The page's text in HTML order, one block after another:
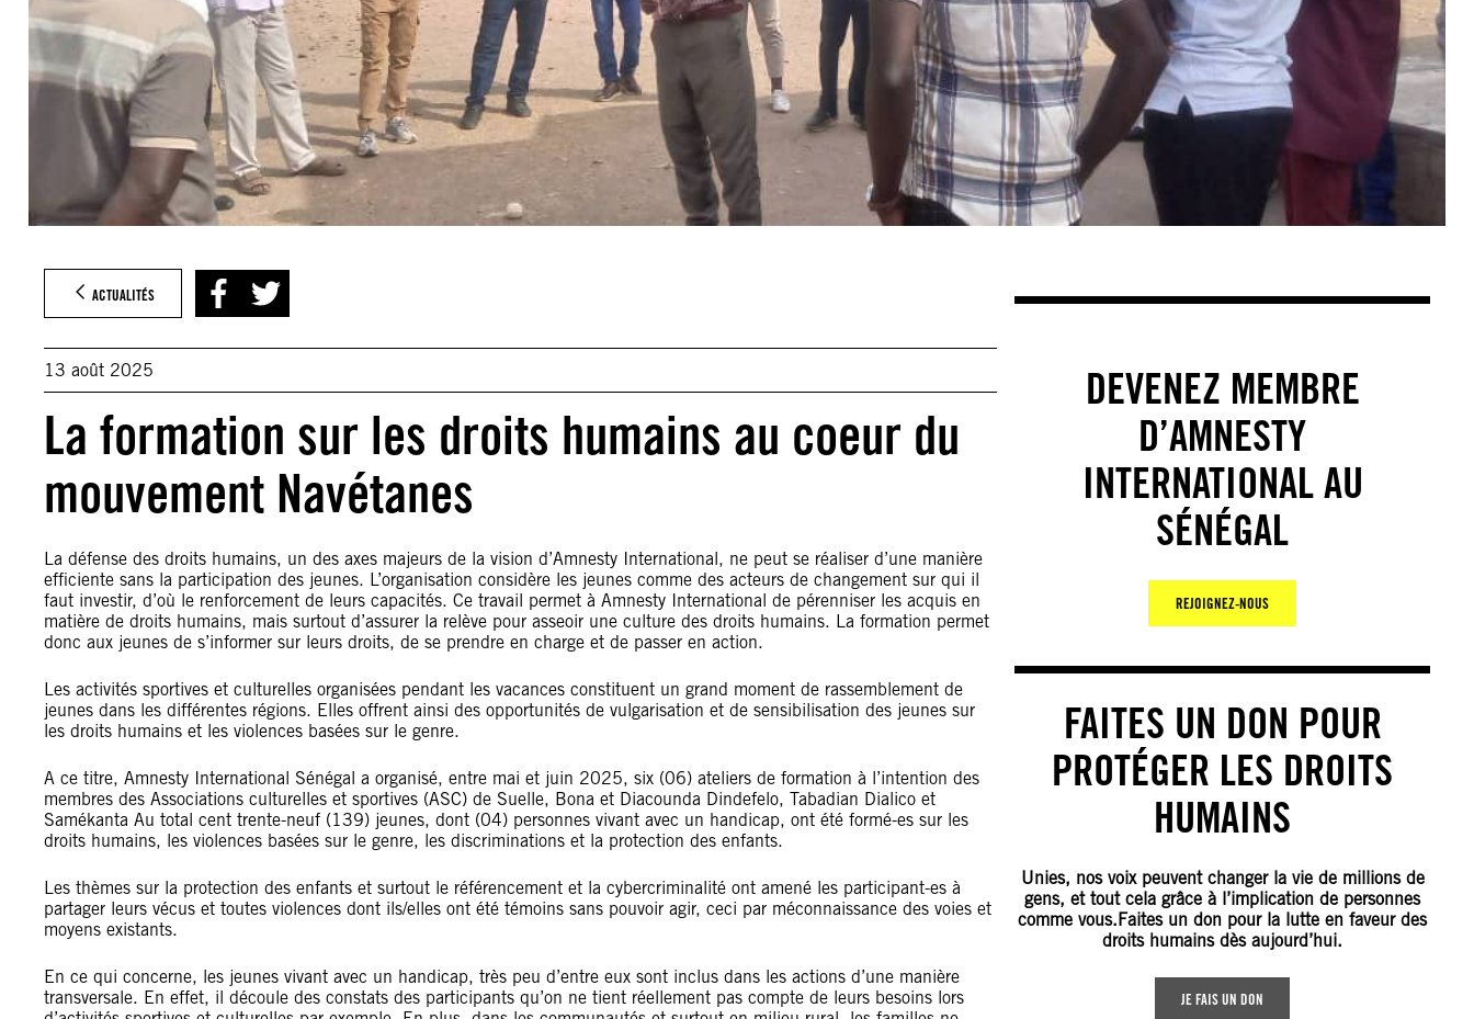
ACTUALITÉS
13 août 2025
La formation sur les droits humains au coeur du
mouvement Navétanes
La défense des droits humains, un des axes majeurs de la vision d’Amnesty International, ne peut se réaliser d’une manière
efficiente sans la participation des jeunes. L’organisation considère les jeunes comme des acteurs de changement sur qui il
faut investir, d’où le renforcement de leurs capacités. Ce travail permet à Amnesty International de pérenniser les acquis en
matière de droits humains, mais surtout d’assurer la relève pour asseoir une culture des droits humains. La formation permet
donc aux jeunes de s’informer sur leurs droits, de se prendre en charge et de passer en action.
Les activités sportives et culturelles organisées pendant les vacances constituent un grand moment de rassemblement de
jeunes dans les différentes régions. Elles offrent ainsi des opportunités de vulgarisation et de sensibilisation des jeunes sur
les droits humains et les violences basées sur le genre.
A ce titre, Amnesty International Sénégal a organisé, entre mai et juin 2025, six (06) ateliers de formation à l’intention des
membres des Associations culturelles et sportives (ASC) de Suelle, Bona et Diacounda Dindefelo, Tabadian Dialico et
Samékanta Au total cent trente-neuf (139) jeunes, dont (04) personnes vivant avec un handicap, ont été formé-es sur les
droits humains, les violences basées sur le genre, les discriminations et la protection des enfants.
Les thèmes sur la protection des enfants et surtout le référencement et la cybercriminalité ont amené les participant-es à
partager leurs vécus et toutes violences dont ils/elles ont été témoins sans pouvoir agir, ceci par méconnaissance des voies et
moyens existants.
En ce qui concerne, les jeunes vivant avec un handicap, très peu d’entre eux sont inclus dans les actions d’une manière
transversale. En effet, il découle des constats des participants qu’on ne tient réellement pas compte de leurs besoins lors
DEVENEZ MEMBRE
D’AMNESTY
INTERNATIONAL AU
SÉNÉGAL
REJOIGNEZ-NOUS
FAITES UN DON POUR
PROTÉGER LES DROITS
HUMAINS
Unies, nos voix peuvent changer la vie de millions de
gens, et tout cela grâce à l’implication de personnes
comme vous.Faites un don pour la lutte en faveur des
droits humains dès aujourd’hui.
JE FAIS UN DON